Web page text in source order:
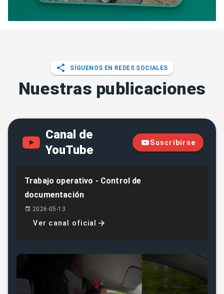
SÍGUENOS EN REDES SOCIALES
Nuestras publicaciones
Canal de
YouTube
Suscribirse
Trabajo operativo - Control de
documentación
2026-05-13
Ver canal oficial